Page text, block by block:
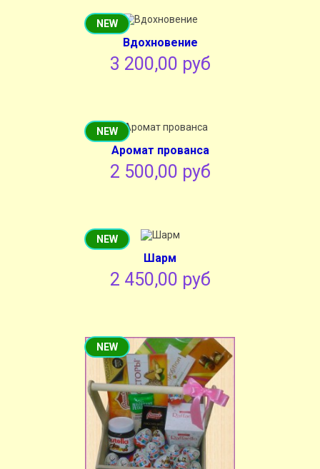
NEW
Вдохновение
3 200,00 руб
NEW
Аромат прованса
2 500,00 руб
NEW
Шарм
2 450,00 руб
NEW